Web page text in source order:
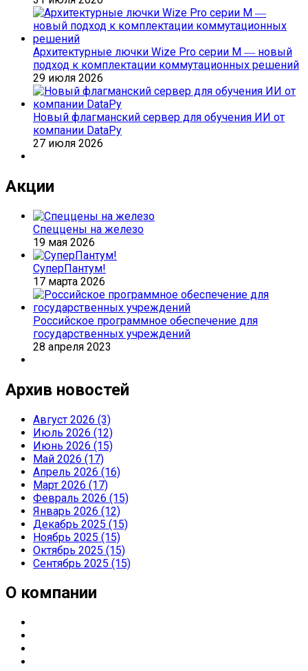
Архитектурные лючки Wize Pro серии M ― новый
подход к комплектации коммутационных решений
29 июля 2026
Новый флагманский сервер для обучения ИИ от
компании DataРу
27 июля 2026
Акции
Спеццены на железо
19 мая 2026
СуперПантум!
17 марта 2026
Российское программное обеспечение для
государственных учреждений
28 апреля 2023
Архив новостей
Август 2026 (3)
Июль 2026 (12)
Июнь 2026 (15)
Май 2026 (17)
Апрель 2026 (16)
Март 2026 (17)
Февраль 2026 (15)
Январь 2026 (12)
Декабрь 2025 (15)
Ноябрь 2025 (15)
Октябрь 2025 (15)
Сентябрь 2025 (15)
О компании